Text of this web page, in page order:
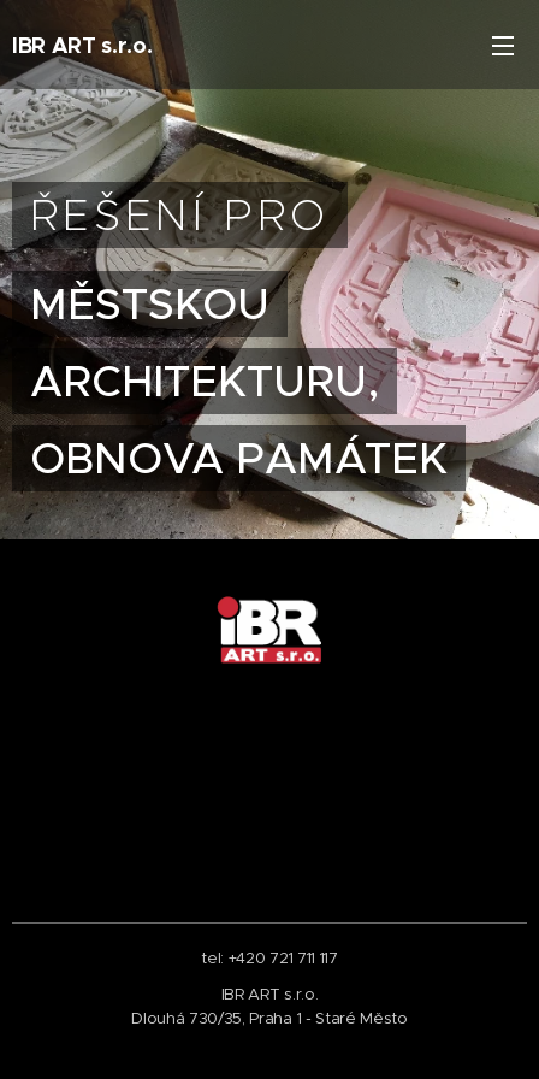
IBR ART s.r.o.
ŘEŠENÍ PRO
MĚSTSKOU
ARCHITEKTURU,
OBNOVA PAMÁTEK
tel: +420 721 711 117
IBR ART s.r.o.
Dlouhá 730/35, Praha 1 - Staré Město